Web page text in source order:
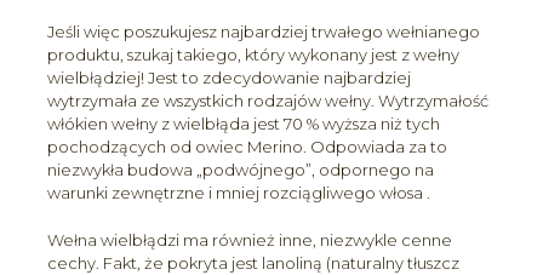
Jeśli więc poszukujesz najbardziej trwałego wełnianego
produktu, szukaj takiego, który wykonany jest z wełny
wielbłądziej! Jest to zdecydowanie najbardziej
wytrzymała ze wszystkich rodzajów wełny. Wytrzymałość
włókien wełny z wielbłąda jest 70 % wyższa niż tych
pochodzących od owiec Merino. Odpowiada za to
niezwykła budowa „podwójnego”, odpornego na
warunki zewnętrzne i mniej rozciągliwego włosa .
Wełna wielbłądzi ma również inne, niezwykle cenne
cechy. Fakt, że pokryta jest lanoliną (naturalny tłuszcz